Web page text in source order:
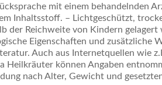
mit einem behandelnden
Inhaltsstoff. – Lichtgeschützt,
der Reichweite von Kindern gelagert
Eigenschaften und zusätzliche
Auch aus Internetquellen wie
Heilkräuter können Angaben
nach Alter, Gewicht und